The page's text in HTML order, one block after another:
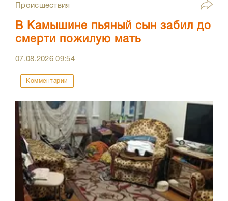
Происшествия
В Камышине пьяный сын забил до
смерти пожилую мать
07.08.202609:54
Комментарии